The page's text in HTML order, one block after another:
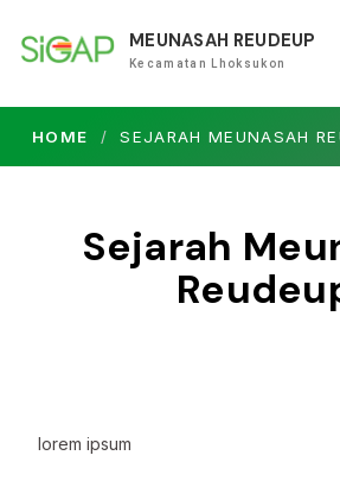
MEUNASAH REUDEUP
Kecamatan Lhoksukon
HOME SEJARAH MEUNASAH
Sejarah
lorem ipsum